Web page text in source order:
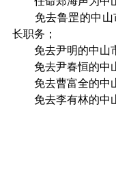
免去鲁罡的中山
长职务；
免去尹明的中山市
免去尹春恒的中山
免去曹富全的中山
免去李有林的中山